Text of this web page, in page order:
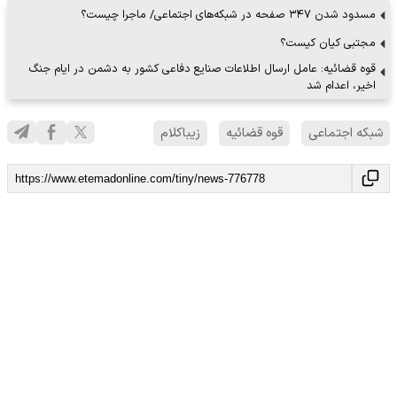
مسدود شدن ۳۴۷ صفحه در شبکه‌های اجتماعی/ ماجرا چیست؟
مجتبی کیان کیست؟
قوه قضائیه: عامل ارسال اطلاعات صنایع دفاعی کشور به دشمن در ایام جنگ
اخیر، اعدام شد
شبکه اجتماعی قوه قضائیه زیباکلام